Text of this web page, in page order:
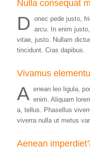
Nulla consequat
D onec pede justo,
arcu. In enim
vitae, justo. Nullam
tincidunt. Cras dapibus.
Vivamus
A enean leo ligula,
enim. Aliquam
a, tellus. Phasellus
viverra nulla ut metus
Aenean